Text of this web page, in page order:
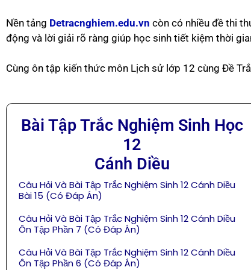
Nền tảng Detracnghiem.edu.vn còn có nhiều đề thi
động và lời giải rõ ràng giúp học sinh tiết kiệm thời
Cùng ôn tập kiến thức môn Lịch sử lớp 12 cùng Đề
Bài Tập Trắc Nghiệm Sinh Học
12
Cánh Diều
Câu Hỏi Và Bài Tập Trắc Nghiệm Sinh 12 Cánh Diều
Bài 15 (Có Đáp Án)
Câu Hỏi Và Bài Tập Trắc Nghiệm Sinh 12 Cánh Diều
Ôn Tập Phần 7 (Có Đáp Án)
Câu Hỏi Và Bài Tập Trắc Nghiệm Sinh 12 Cánh Diều
Ôn Tập Phần 6 (Có Đáp Án)